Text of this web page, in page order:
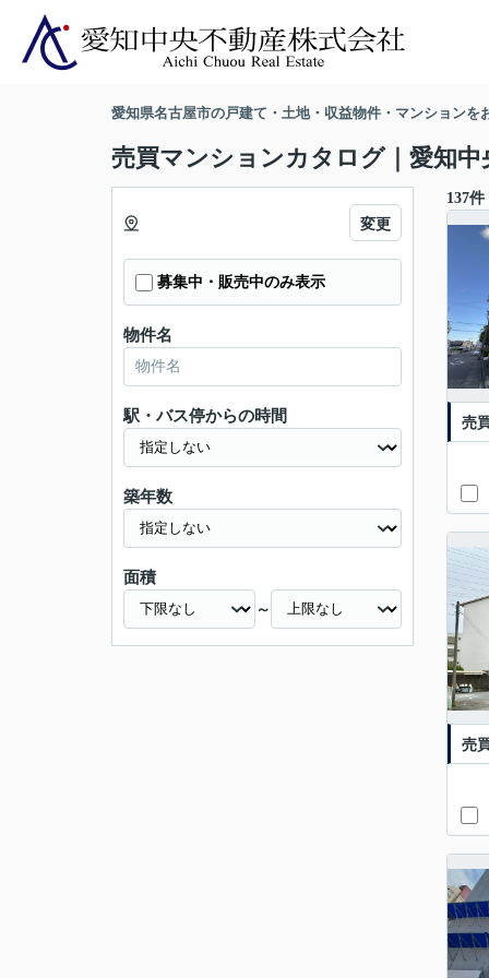
愛知県名古屋市の戸建て・土地・収益物件・マンションを
売買マンションカタログ｜愛知中
変更
募集中・販売中のみ表示
物件名
駅・バス停からの時間
築年数
面積
～
137件
売
売